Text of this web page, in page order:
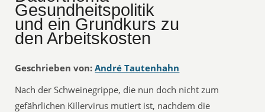
Gesundheitspolitik
und ein Grundkurs zu
den Arbeitskosten
Geschrieben von: André Tautenhahn
Nach der Schweinegrippe, die nun doch nicht zum
gefährlichen Killervirus mutiert ist, nachdem die